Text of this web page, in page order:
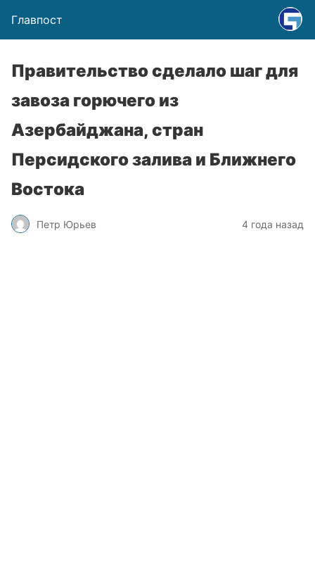
Главпост
Правительство сделало шаг для
завоза горючего из
Азербайджана, стран
Персидского залива и Ближнего
Востока
Петр Юрьев 4 года назад